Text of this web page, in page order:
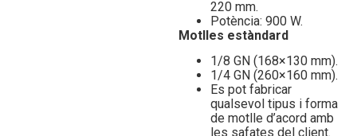
220 mm.
Potència: 900 W.
Motlles estàndard
1/8 GN (168×130 mm).
1/4 GN (260×160 mm).
Es pot fabricar
qualsevol tipus i forma
de motlle d’acord amb
les safates del client.